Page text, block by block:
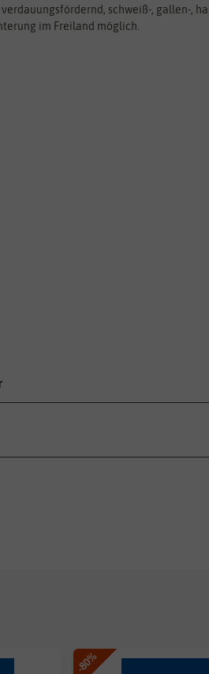
schweiß-, gallen-,
im Freiland möglich.
-80%